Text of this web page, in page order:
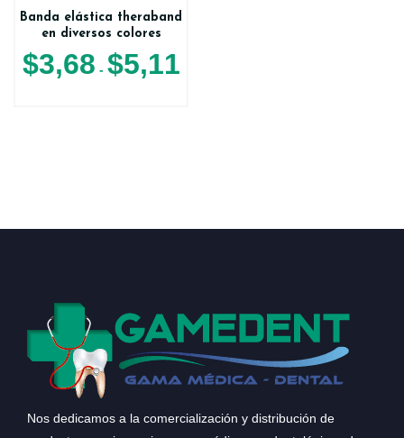
Banda elástica theraband
en diversos colores
$3,68 - $5,11
Nos dedicamos a la comercialización y distribución de